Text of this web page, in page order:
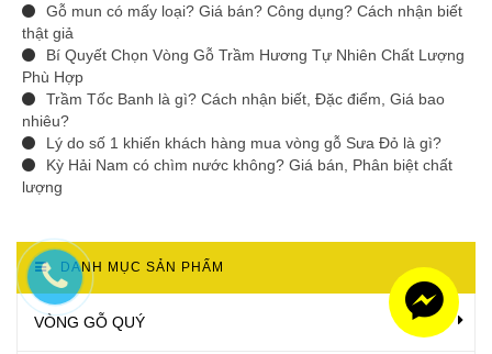
Gỗ mun có mấy loại? Giá bán? Công dụng? Cách nhận biết
thật giả
Bí Quyết Chọn Vòng Gỗ Trầm Hương Tự Nhiên Chất Lượng
Phù Hợp
Trầm Tốc Banh là gì? Cách nhận biết, Đặc điểm, Giá bao
nhiêu?
Lý do số 1 khiến khách hàng mua vòng gỗ Sưa Đỏ là gì?
Kỳ Hải Nam có chìm nước không? Giá bán, Phân biệt chất
lượng
DANH MỤC SẢN PHẨM
VÒNG GỖ QUÝ